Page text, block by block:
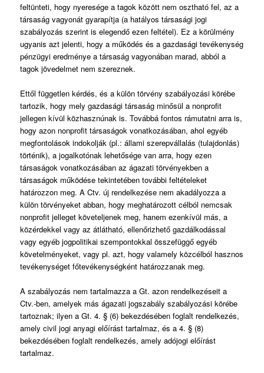
feltünteti, hogy nyeresége a tagok között nem osztható fel, az a
társaság vagyonát gyarapítja (a hatályos társasági jogi
szabályozás szerint is elegendő ezen feltétel). Ez a körülmény
ugyanis azt jelenti, hogy a működés és a gazdasági tevékenység
pénzügyi eredménye a társaság vagyonában marad, abból a
tagok jövedelmet nem szereznek.
Ettől független kérdés, és a külön törvény szabályozási körébe
tartozik, hogy mely gazdasági társaság minősül a nonprofit
jellegen kívül közhasznúnak is. Továbbá fontos rámutatni arra is,
hogy azon nonprofit társaságok vonatkozásában, ahol egyéb
megfontolások indokolják (pl.: állami szerepvállalás (tulajdonlás)
történik), a jogalkotónak lehetősége van arra, hogy ezen
társaságok vonatkozásában az ágazati törvényekben a
társaságok működése tekintetében további feltételeket
határozzon meg. A Ctv. új rendelkezése nem akadályozza a
külön törvényeket abban, hogy meghatározott célból nemcsak
nonprofit jelleget követeljenek meg, hanem ezenkívül más, a
közérdekkel vagy az átlátható, ellenőrizhető gazdálkodással
vagy egyéb jogpolitikai szempontokkal összefüggő egyéb
követelményeket, vagy pl. azt, hogy valamely közcélból hasznos
tevékenységet főtevékenységként határozzanak meg.
A szabályozás nem tartalmazza a Gt. azon rendelkezéseit a
Ctv.-ben, amelyek más ágazati jogszabály szabályozási körébe
tartoznak; ilyen a Gt. 4. § (6) bekezdésében foglalt rendelkezés,
amely civil jogi anyagi előírást tartalmaz, és a 4. § (8)
bekezdésében foglalt rendelkezés, amely adójogi előírást
tartalmaz.